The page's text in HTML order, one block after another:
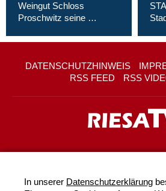
Weingut Schloss
Proschwitz seine …
DATENSCHUTZHINWEIS
RSS FEED
RSS
In unserer Datenschutzerklärung